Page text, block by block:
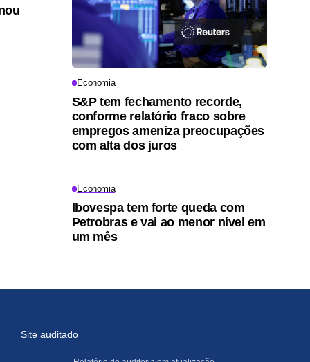
Economia
S&P tem fechamento recorde,
conforme relatório fraco sobre
empregos ameniza preocupações
com alta dos juros
Economia
Ibovespa tem forte queda com
Petrobras e vai ao menor nível em
um mês
Site auditado